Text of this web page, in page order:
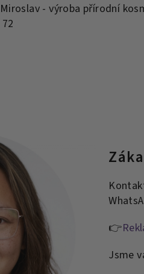
- výroba přírodní
👉
Jsme